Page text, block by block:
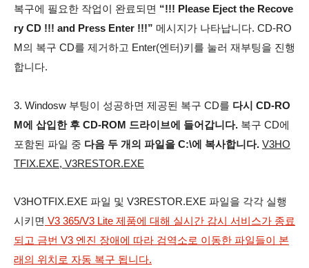
복구에 필요한 작업이 완료되면 “!!! Please Eject the Recove
ry CD !!! and Press Enter !!!” 메시지가 나타납니다. CD-RO
M의 복구 CD를 제거하고 Enter(엔터)키를 눌러 재부팅을 진행
합니다.
3. Windosw 부팅이 성공하면 제공된 복구 CD를 다시 CD-RO
M에 삽입한 후 CD-ROM 드라이브에 들어갑니다. 복구 CD에
포함된 파일 중 다음 두 개의 파일을 C:\에 복사합니다. V3HO
TFIX.EXE, V3RESTOR.EXE
V3HOTFIX.EXE 파일 및 V3RESTOR.EXE 파일을 각각 실행
시키면 V3 365/V3 Lite 제품에 대해 실시간 감시 서비스가 종료
되고 금번 V3 엔진 장애에 따라 검역소로 이동한 파일들이 본
래의 위치로 자동 복구 됩니다.